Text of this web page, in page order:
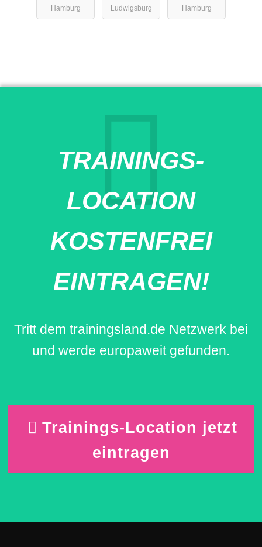
Hamburg
Ludwigsburg Hamburg
TRAININGS-
LOCATION
KOSTENFREI
EINTRAGEN!
Tritt dem trainingsland.de Netzwerk bei
und werde europaweit gefunden.
Trainings-Location jetzt
eintragen